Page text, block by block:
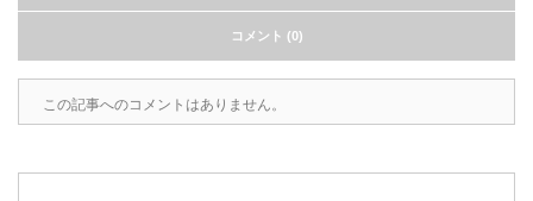
コメント (0)
この記事へのコメントはありません。